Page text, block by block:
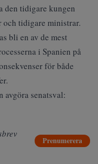
den tidigare kungen
tidigare ministrar.
bli en av de mest
i Spanien på
för både
avgöra senatsval:
Prenumerera